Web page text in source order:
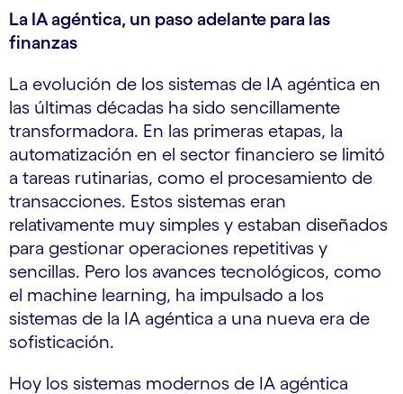
La IA agéntica, un paso adelante para las
finanzas
La evolución de los sistemas de IA agéntica en
las últimas décadas ha sido sencillamente
transformadora. En las primeras etapas, la
automatización en el sector financiero se limitó
a tareas rutinarias, como el procesamiento de
transacciones. Estos sistemas eran
relativamente muy simples y estaban diseñados
para gestionar operaciones repetitivas y
sencillas. Pero los avances tecnológicos, como
el machine learning, ha impulsado a los
sistemas de la IA agéntica a una nueva era de
sofisticación.
Hoy los sistemas modernos de IA agéntica